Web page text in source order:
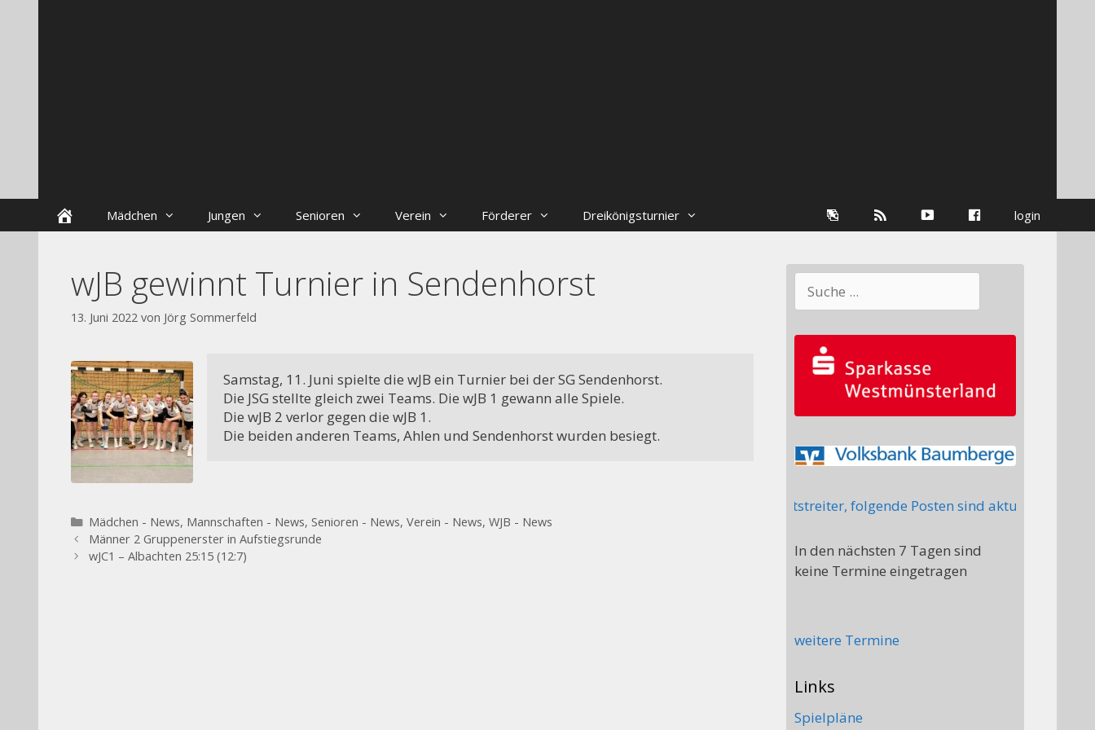
StartseiteMädchen Jungen Senioren Verein Förderer Dreikönigsturnier login
Facebook
youtube
Galerie
wJB gewinnt Turnier in Sendenhorst
13. Juni 2022 von Jörg Sommerfeld
Samstag, 11. Juni spielte die wJB ein Turnier bei der SG Sendenhorst.
Die JSG stellte gleich zwei Teams. Die wJB 1 gewann alle Spiele.
Die wJB 2 verlor gegen die wJB 1.
Die beiden anderen Teams, Ahlen und Sendenhorst wurden besiegt.
Kategorien
Mädchen - News, Mannschaften - News, Senioren - News, Verein - News, WJB - News
Männer 2 Gruppenerster in Aufstiegsrunde
wJC1 – Albachten 25:15 (12:7)
++++ Der Vorstand der Handballabteilung sucht Mitstreiter, folgende Posten sind aktuell nicht
In den nächsten 7 Tagen sind
keine Termine eingetragen
weitere Termine
Links
Spielpläne